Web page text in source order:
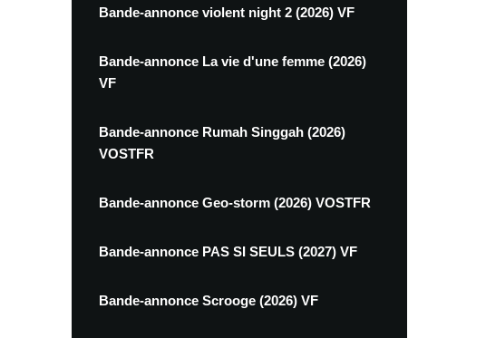
Bande-annonce violent night 2 (2026) VF
Bande-annonce La vie d'une femme (2026)
VF
Bande-annonce Rumah Singgah (2026)
VOSTFR
Bande-annonce Geo-storm (2026) VOSTFR
Bande-annonce PAS SI SEULS (2027) VF
Bande-annonce Scrooge (2026) VF